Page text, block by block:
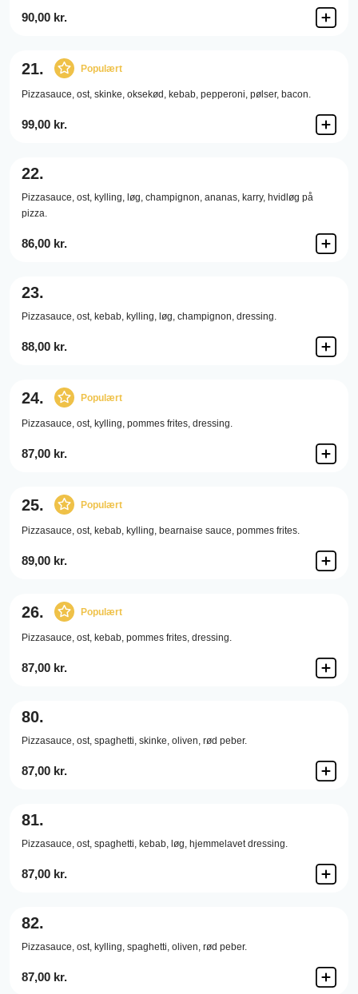
90,00 kr.
21. Populært
Pizzasauce, ost, skinke, oksekød, kebab, pepperoni, pølser, bacon.
99,00 kr.
22.
Pizzasauce, ost, kylling, løg, champignon, ananas, karry, hvidløg på
pizza.
86,00 kr.
23.
Pizzasauce, ost, kebab, kylling, løg, champignon, dressing.
88,00 kr.
24. Populært
Pizzasauce, ost, kylling, pommes frites, dressing.
87,00 kr.
25. Populært
Pizzasauce, ost, kebab, kylling, bearnaise sauce, pommes frites.
89,00 kr.
26. Populært
Pizzasauce, ost, kebab, pommes frites, dressing.
87,00 kr.
80.
Pizzasauce, ost, spaghetti, skinke, oliven, rød peber.
87,00 kr.
81.
Pizzasauce, ost, spaghetti, kebab, løg, hjemmelavet dressing.
87,00 kr.
82.
Pizzasauce, ost, kylling, spaghetti, oliven, rød peber.
87,00 kr.